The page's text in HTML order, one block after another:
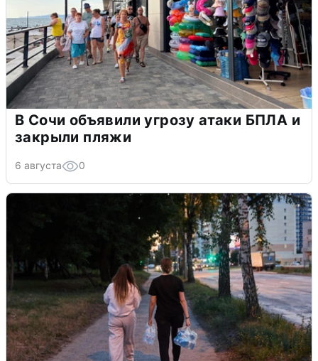
В Сочи объявили угрозу атаки БПЛА и
закрыли пляжи
6 августа 0